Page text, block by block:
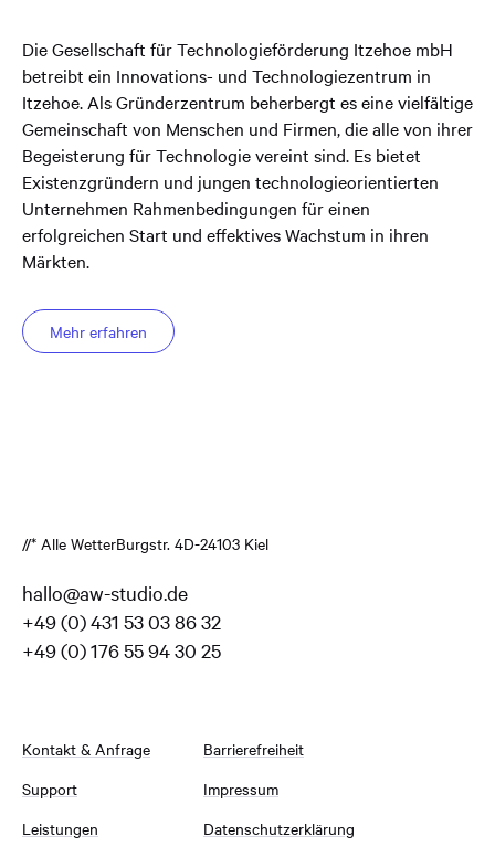
Die Gesellschaft für Technologieförderung Itzehoe mbH
betreibt ein Innovations- und Technologiezentrum in
Itzehoe. Als Gründerzentrum beherbergt es eine vielfältige
Gemeinschaft von Menschen und Firmen, die alle von ihrer
Begeisterung für Technologie vereint sind. Es bietet
Existenzgründern und jungen technologieorientierten
Unternehmen Rahmenbedingungen für einen
erfolgreichen Start und effektives Wachstum in ihren
Märkten.
Mehr erfahren
//* Alle WetterBurgstr. 4D-24103 Kiel
hallo@aw-studio.de
+49 (0) 431 53 03 86 32
+49 (0) 176 55 94 30 25
Kontakt & Anfrage
Support
Leistungen
Barrierefreiheit
Impressum
Datenschutzerklärung